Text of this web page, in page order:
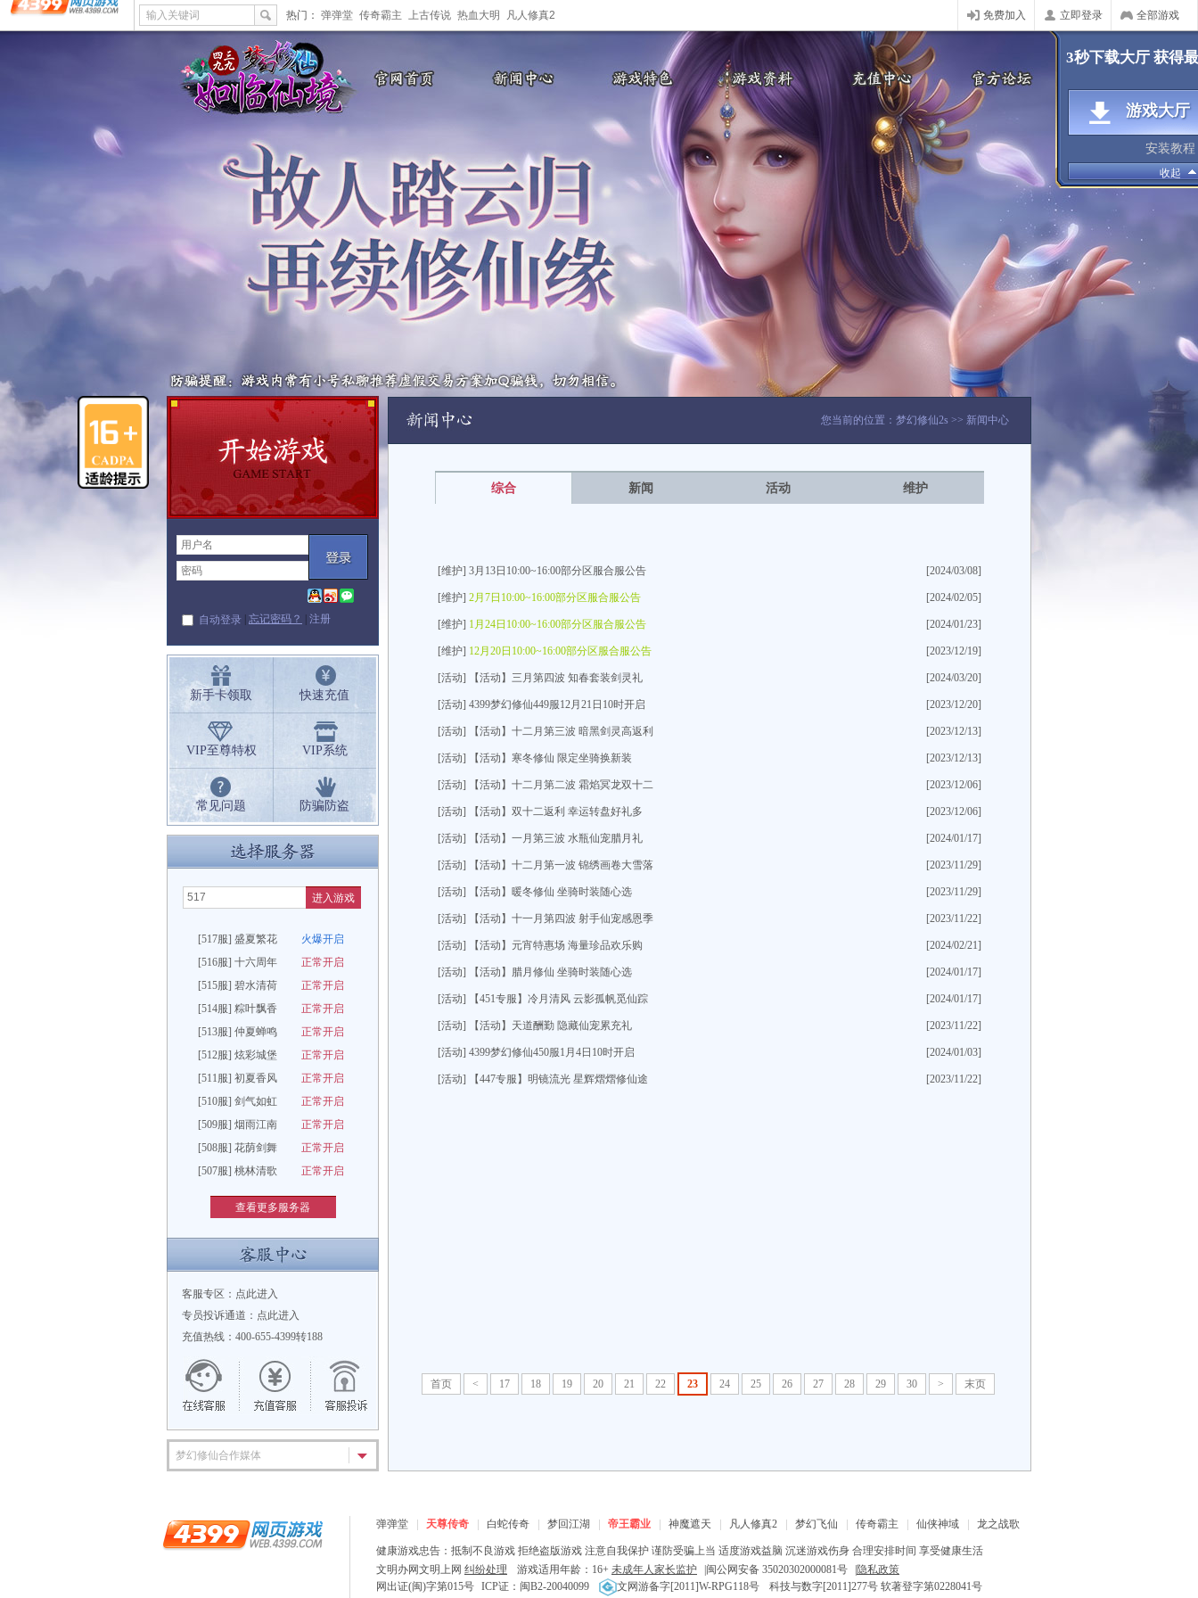
输入关键词 热门： 弹弹堂 传奇霸主 上古传说 热血大明 凡人修真2 免费加入 立即登录 全部游戏
自动登录 | 忘记密码？ | 注册
新手卡领取 快速充值
VIP至尊特权 VIP系统
常见问题 防骗防盗
进入游戏
[517服] 盛夏繁花
火爆开启
[516服] 十六周年
正常开启
[515服] 碧水清荷
正常开启
[514服] 粽叶飘香
正常开启
[513服] 仲夏蝉鸣
正常开启
[512服] 炫彩城堡
正常开启
[511服] 初夏香风
正常开启
[510服] 剑气如虹
正常开启
[509服] 烟雨江南
正常开启
[508服] 花荫剑舞
正常开启
[507服] 桃林清歌
正常开启
查看更多服务器
客服专区： 点此进入
专员投诉通道： 点此进入
充值热线：400-655-4399转188
梦幻修仙合作媒体
闻中心
您当前的位置： 梦幻修仙2s >> 新闻中心
综合 新闻 活动 维护
[2024/03/08]
[维护] 3月13日10:00~16:00部分区服合服公告
[2024/02/05]
[维护] 2月7日10:00~16:00部分区服合服公告
[2024/01/23]
[维护] 1月24日10:00~16:00部分区服合服公告
[2023/12/19]
[维护] 12月20日10:00~16:00部分区服合服公告
[2024/03/20]
[活动] 【活动】三月第四波 知春套装剑灵礼
[2023/12/20]
[活动] 4399梦幻修仙449服12月21日10时开启
[2023/12/13]
[活动] 【活动】十二月第三波 暗黑剑灵高返利
[2023/12/13]
[活动] 【活动】寒冬修仙 限定坐骑换新装
[2023/12/06]
[活动] 【活动】十二月第二波 霜焰冥龙双十二
[2023/12/06]
[活动] 【活动】双十二返利 幸运转盘好礼多
[2024/01/17]
[活动] 【活动】一月第三波 水瓶仙宠腊月礼
[2023/11/29]
[活动] 【活动】十二月第一波 锦绣画卷大雪落
[2023/11/29]
[活动] 【活动】暖冬修仙 坐骑时装随心选
[2023/11/22]
[活动] 【活动】十一月第四波 射手仙宠感恩季
[2024/02/21]
[活动] 【活动】元宵特惠场 海量珍品欢乐购
[2024/01/17]
[活动] 【活动】腊月修仙 坐骑时装随心选
[2024/01/17]
[活动] 【451专服】冷月清风 云影孤帆觅仙踪
[2023/11/22]
[活动] 【活动】天道酬勤 隐藏仙宠累充礼
[2024/01/03]
[活动] 4399梦幻修仙450服1月4日10时开启
[2023/11/22]
[活动] 【447专服】明镜流光 星辉熠熠修仙途
首页 < 17 18 19 20 21 22 23 24 25 26 27 28 29 30 > 末页
3秒下载大厅 获得
游戏大厅
安装教程
收起
弹弹堂 天尊传奇 白蛇传奇 梦回江湖 帝王霸业 神魔遮天 凡人修真2 梦幻飞仙 传奇霸主 仙侠神域 龙之战歌
健康游戏忠告：抵制不良游戏 拒绝盗版游戏 注意自我保护 谨防受骗上当 适度游戏益脑 沉迷游戏伤身 合理安排时间 享受健康生活
文明办网文明上网 纠纷处理 游戏适用年龄：16+ 未成年人家长监护 闽公网安备 35020302000081号
隐私政策
网出证(闽)字第015号 ICP证：闽B2-20040099 文网游备字[2011]W-RPG118号 科技与数字[2011]277号 软著登字第0228041号